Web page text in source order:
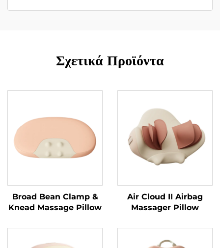
Σχετικά Προϊόντα
Broad Bean Clamp &
Knead Massage Pillow
Air Cloud II Airbag
Massager Pillow